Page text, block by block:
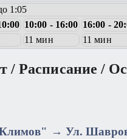
1:05
10:00 - 16:00 16:00 -
11 мин 11 мин
/ Расписание /
→ Ул.